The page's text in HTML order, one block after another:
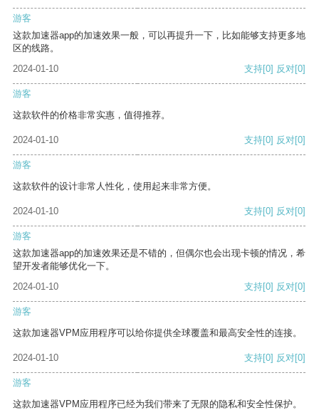
游客
这款加速器app的加速效果一般，可以再提升一下，比如能够支持更多地
区的线路。
2024-01-10
支持[0] 反对[0]
游客
这款软件的价格非常实惠，值得推荐。
2024-01-10 支持[0] 反对[0]
游客
这款软件的设计非常人性化，使用起来非常方便。
2024-01-10 支持[0] 反对[0]
游客
这款加速器app的加速效果还是不错的，但偶尔也会出现卡顿的情况，希
望开发者能够优化一下。
2024-01-10
支持[0] 反对[0]
游客
这款加速器VPM应用程序可以给你提供全球覆盖和最高安全性的连接。
2024-01-10 支持[0] 反对[0]
游客
这款加速器VPM应用程序已经为我们带来了无限的隐私和安全性保护。